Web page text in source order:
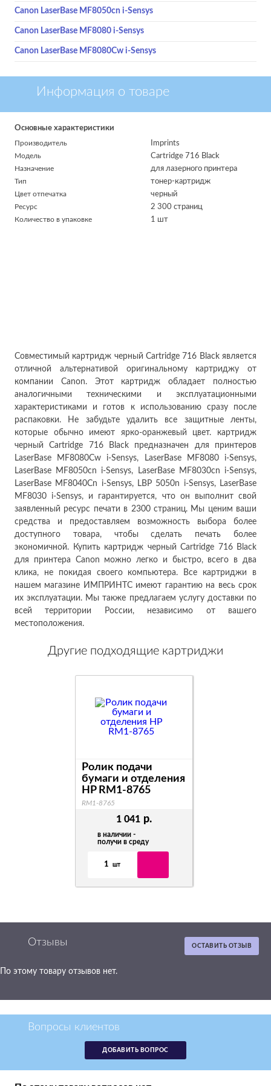
Canon LaserBase MF8050cn i-Sensys
Canon LaserBase MF8080 i-Sensys
Canon LaserBase MF8080Cw i-Sensys
Информация о товаре
Основные характеристики
Imprints
Производитель
Cartridge 716 Black
Модель
для лазерного принтера
Назначение
тонер-картридж
Тип
черный
Цвет отпечатка
2 300 страниц
Ресурс
1 шт
Количество в упаковке
Совместимый картридж черный Cartridge 716 Black является
отличной альтернативой оригинальному картриджу от
компании Canon. Этот картридж обладает полностью
аналогичными техническими и эксплуатационными
характеристиками и готов к использованию сразу после
распаковки. Не забудьте удалить все защитные ленты,
которые обычно имеют ярко-оранжевый цвет. картридж
черный Cartridge 716 Black предназначен для принтеров
LaserBase MF8080Cw i-Sensys, LaserBase MF8080 i-Sensys,
LaserBase MF8050cn i-Sensys, LaserBase MF8030cn i-Sensys,
LaserBase MF8040Cn i-Sensys, LBP 5050n i-Sensys, LaserBase
MF8030 i-Sensys, и гарантируется, что он выполнит свой
заявленный ресурс печати в 2300 страниц. Мы ценим ваши
средства и предоставляем возможность выбора более
доступного товара, чтобы сделать печать более
экономичной. Купить картридж черный Cartridge 716 Black
для принтера Canon можно легко и быстро, всего в два
клика, не покидая своего компьютера. Все картриджи в
нашем магазине ИМПРИНТС имеют гарантию на весь срок
их эксплуатации. Мы также предлагаем услугу доставки по
всей территории России, независимо от вашего
местоположения.
Другие подходящие картриджи
1 041 р.
в наличии -
получи в среду
1 шт
Ролик подачи
бумаги и отделения
HP RM1-8765
RM1-8765
1 920 р.
в наличии -
Cartridge 716C
аналог 1979B002
ОСТАВИТЬ ОТЗЫВ
Отзывы
По этому товару отзывов нет.
ДОБАВИТЬ ВОПРОС
Вопросы клиентов